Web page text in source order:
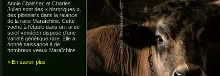
Annie Chaissac et Charles
Julien sont des « historiques »,
des pionniers dans la relance
de la race Maraîchine. Cette
vache à l’étable dans un rai de
soleil vendéen dispose d’une
variété génétique rare. Elle a
donné naissance à de
nombreux veaux Maraîchins.
> En savoir plus